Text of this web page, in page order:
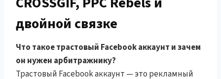
двойной связке
Что такое трастовый Facebook аккаунт и зачем
он нужен арбитражнику?
Трастовый Facebook аккаунт — это рекламный